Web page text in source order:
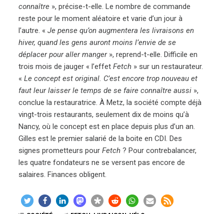
connaître », précise-t-elle. Le nombre de commande
reste pour le moment aléatoire et varie d’un jour à
l’autre. «Je pense qu’on augmentera les livraisons en
hiver, quand les gens auront moins l’envie de se
déplacer pour aller manger», reprend-t-elle. Difficile en
trois mois de jauger « l’effetFetch » sur un restaurateur.
« Le concept est original. C’est encore trop nouveau et
faut leur laisser le temps de se faire connaître aussi »,
conclue la restauratrice. À Metz, la société compte déjà
vingt-trois restaurants, seulement dix de moins qu’à
Nancy, où le concept est en place depuis plus d’un an.
Gilles est le premier salarié de la boite en CDI. Des
signes prometteurs pourFetch ? Pour contrebalancer,
les quatre fondateurs ne se versent pas encore de
salaires. Finances obligent.